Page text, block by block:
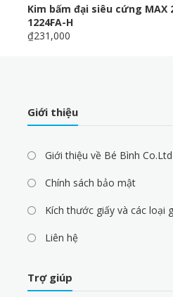
Kim bấm đại siêu cứng MAX
1224FA-H
₫231,000
Giới thiệu
Giới thiệu về Bé Bình Co.Ltd
Chính sách bảo mật
Kích thước giấy và các loại
Liên hệ
Trợ giúp